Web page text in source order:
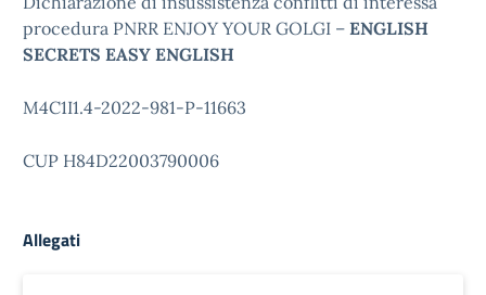
procedura PNRR ENJOY YOUR GOLGI – ENGLISH
SECRETS EASY ENGLISH
M4C1I1.4-2022-981-P-11663
CUP H84D22003790006
Allegati